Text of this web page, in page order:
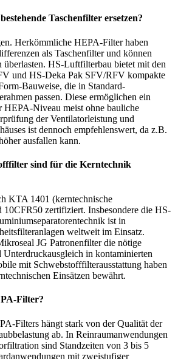
Taschenfilter ersetzen?
Herkömmliche HEPA-Filter haben
als Taschenfilter und können
überlasten. HS-Luftfilterbau bietet mit den
und HS-Deka Pak SFV/RFV kompakte
Bauweise, die in Standard-
passen. Diese ermöglichen ein
HEPA-Niveau meist ohne bauliche
der Ventilatorleistung und
ist dennoch empfehlenswert, da z.B.
ausfallen kann.
sind für die Kerntechnik
KTA 1401 (kerntechnische
10CFR50 zertifiziert. Insbesondere die HS-
ist in
weltweit im Einsatz.
JG Patronenfilter die nötige
in kontaminierten
mit Schwebstofffilterausstattung haben
Einsätzen bewährt.
Filter?
Filters hängt stark von der Qualität der
ab. In Reinraumanwendungen
sind Standzeiten von 3 bis 5
mit zweistufiger